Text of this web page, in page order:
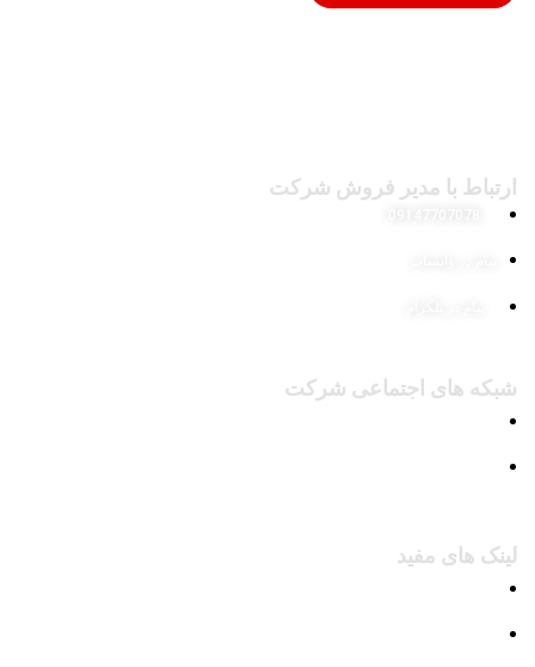
ارتباط با مدیر فروش شرکت
شبکه های اجتماعی شرکت
لینک های مفید